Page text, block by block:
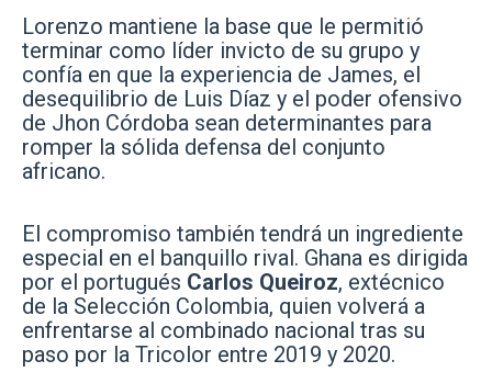
Lorenzo mantiene la base que le permitió
terminar como líder invicto de su grupo y
confía en que la experiencia de James, el
desequilibrio de Luis Díaz y el poder ofensivo
de Jhon Córdoba sean determinantes para
romper la sólida defensa del conjunto
africano.
El compromiso también tendrá un ingrediente
especial en el banquillo rival. Ghana es dirigida
por el portugués Carlos Queiroz, extécnico
de la Selección Colombia, quien volverá a
enfrentarse al combinado nacional tras su
paso por la Tricolor entre 2019 y 2020.